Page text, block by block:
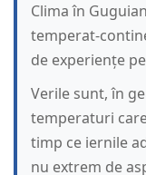
Clima în
temperat-
de experiențe
Verile sunt, în
temperaturi
timp ce iernile
nu extrem de